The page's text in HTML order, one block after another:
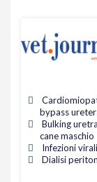
bypass
Bulking
cane maschio
Infezioni
Dialisi